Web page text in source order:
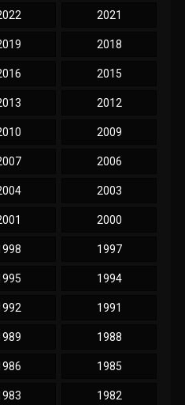
2021
2018
2015
2012
2009
2006
2003
2000
1997
1994
1991
1988
1985
1982